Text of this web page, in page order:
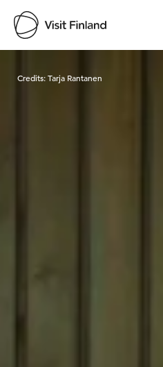
Credits:Tarja Rantanen